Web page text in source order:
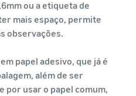
ou a etiqueta de
mais espaço, permite
observações.
papel adesivo, que já é
além de ser
por usar o papel comum,